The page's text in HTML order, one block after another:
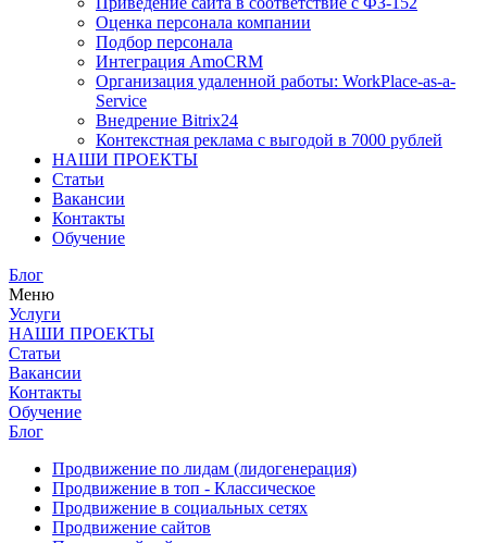
Оценка персонала компании
Подбор персонала
Интеграция AmoCRM
Организация удаленной работы: WorkPlace-as-a-
Service
Внедрение Bitrix24
Контекстная реклама с выгодой в 7000 рублей
НАШИ ПРОЕКТЫ
Статьи
Вакансии
Контакты
Обучение
Блог
Меню
Услуги
НАШИ ПРОЕКТЫ
Статьи
Вакансии
Контакты
Обучение
Блог
Продвижение по лидам (лидогенерация)
Продвижение в топ - Классическое
Продвижение в социальных сетях
Продвижение сайтов